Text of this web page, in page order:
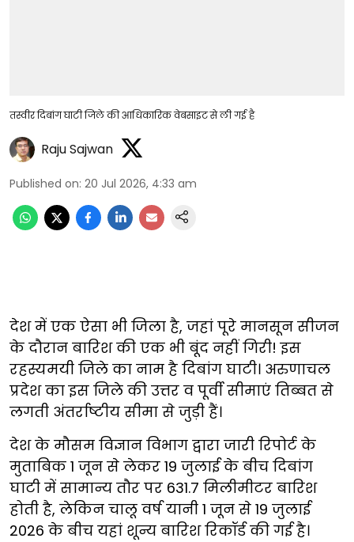
तस्वीर दिबांग घाटी जिले की आधिकारिक वेबसाइट से ली गई है
Raju Sajwan
Published on: 20 Jul 2026, 4:33 am
देश में एक ऐसा भी जिला है, जहां पूरे मानसून सीजन
के दौरान बारिश की एक भी बूंद नहीं गिरी! इस
रहस्यमयी जिले का नाम है दिबांग घाटी। अरुणाचल
प्रदेश का इस जिले की उत्तर व पूर्वी सीमाएं तिब्बत से
लगती अंतर्राष्टीय सीमा से जुड़ी हैं।
देश के मौसम विज्ञान विभाग द्वारा जारी रिपोर्ट के
मुताबिक 1 जून से लेकर 19 जुलाई के बीच दिबांग
घाटी में सामान्य तौर पर 631.7 मिलीमीटर बारिश
होती है, लेकिन चालू वर्ष यानी 1 जून से 19 जुलाई
2026 के बीच यहां शून्य बारिश रिकॉर्ड की गई है।